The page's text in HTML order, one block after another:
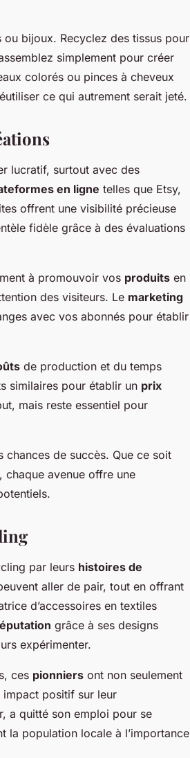
ou bijoux. Recyclez des tissus pour
simplement pour créer
colorés ou pinces à cheveux
ce qui autrement serait jeté.
lucratif, surtout avec des
en ligne telles que Etsy,
offrent une visibilité précieuse
fidèle grâce à des évaluations
à promouvoir vos produits en
des visiteurs. Le marketing
avec vos abonnés pour établir
de production et du temps
similaires pour établir un prix
mais reste essentiel pour
de succès. Que ce soit
chaque avenue offre une
par leurs histoires de
aller de pair, tout en offrant
d’accessoires en textiles
grâce à ses designs
expérimenter.
ces pionniers ont non seulement
impact positif sur leur
a quitté son emploi pour se
la population locale à l’importance